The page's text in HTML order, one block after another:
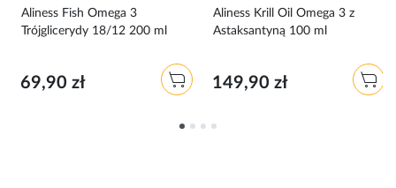
Aliness Fish Omega 3
Trójglicerydy 18/12 200 ml
69,90 zł
Aliness Krill Oil Omega 3 z
Astaksantyną 100 ml
149,90 zł